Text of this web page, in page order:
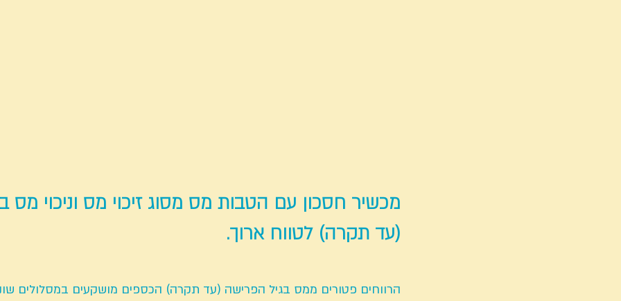
מכשיר חסכון עם הטבות מס מסוג זיכוי מס וניכוי
(עד תקרה) לטווח ארוך.
הרווחים פטורים ממס בגיל הפרישה (עד תקרה) הכספים מושקעים במסלולים